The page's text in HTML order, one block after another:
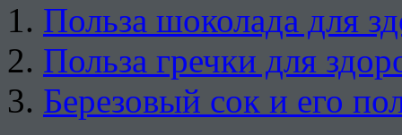
Польза шоколада для
Польза гречки для
Березовый сок и его